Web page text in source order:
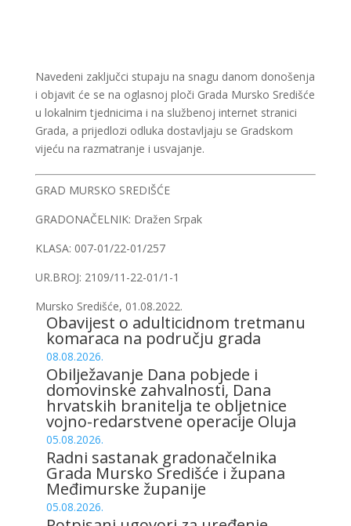
Navedeni zaključci stupaju na snagu danom donošenja
i objavit će se na oglasnoj ploči Grada Mursko Središće
u lokalnim tjednicima i na službenoj internet stranici
Grada, a prijedlozi odluka dostavljaju se Gradskom
vijeću na razmatranje i usvajanje.
GRAD MURSKO SREDIŠĆE
GRADONAČELNIK: Dražen Srpak
KLASA: 007-01/22-01/257
UR.BROJ: 2109/11-22-01/1-1
Mursko Središće, 01.08.2022.
Obavijest o adulticidnom tretmanu
komaraca na području grada
08.08.2026.
Obilježavanje Dana pobjede i
domovinske zahvalnosti, Dana
hrvatskih branitelja te obljetnice
vojno-redarstvene operacije Oluja
05.08.2026.
Radni sastanak gradonačelnika
Grada Mursko Središće i župana
Međimurske županije
05.08.2026.